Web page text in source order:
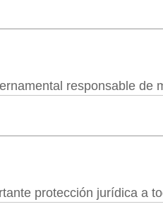
responsable
protección jurídica a